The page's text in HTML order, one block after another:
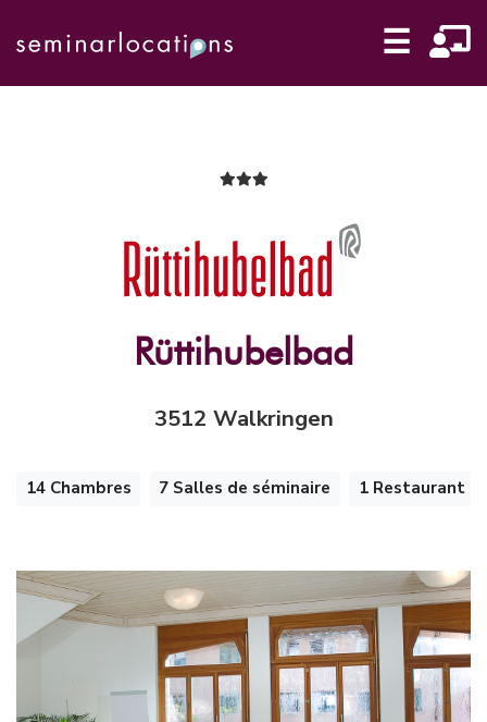
☰
Rüttihubelbad
3512 Walkringen
14 Chambres 7 Salles de séminaire 1 Restaurant